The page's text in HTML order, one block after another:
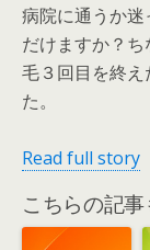
病院に通うか
だけますか？
毛３回目を終
た。
Read full story
こちらの記